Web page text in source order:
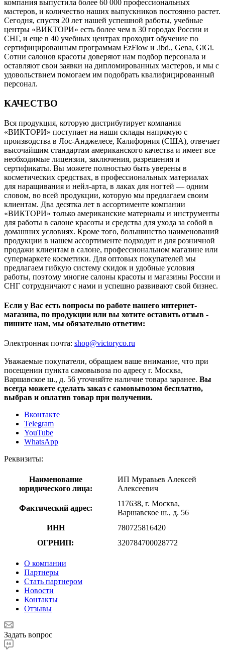
компания выпустила более 60 000 профессиональных
мастеров, и количество наших выпускников постоянно растет.
Сегодня, спустя 20 лет нашей успешной работы, учебные
центры «ВИКТОРИ» есть более чем в 30 городах России и
СНГ, и еще в 40 учебных центрах проходит обучение по
сертифицированным программам EzFlow и .ibd., Gena, GiGi.
Сотни салонов красоты доверяют нам подбор персонала и
оставляют свои заявки на дипломированных мастеров, и мы с
удовольствием помогаем им подобрать квалифицированный
персонал.
КАЧЕСТВО
Вся продукция, которую дистрибутирует компания
«ВИКТОРИ» поступает на наши склады напрямую с
производства в Лос-Анджелесе, Калифорния (США), отвечает
высочайшим стандартам американского качества и имеет все
необходимые лицензии, заключения, разрешения и
сертификаты. Вы можете полностью быть уверены в
косметических средствах, в профессиональных материалах
для наращивания и нейл-арта, в лаках для ногтей — одним
словом, во всей продукции, которую мы предлагаем своим
клиентам. Два десятка лет в ассортименте компании
«ВИКТОРИ» только американские материалы и инструменты
для работы в салоне красоты и средства для ухода за собой в
домашних условиях. Кроме того, большинство наименований
продукции в нашем ассортименте подходит и для розничной
продажи клиентам в салоне, профессиональном магазине или
супермаркете косметики. Для оптовых покупателей мы
предлагаем гибкую систему скидок и удобные условия
работы, поэтому многие салоны красоты и магазины России и
СНГ сотрудничают с нами и успешно развивают свой бизнес.
Если у Вас есть вопросы по работе нашего интернет-
магазина, по продукции или вы хотите оставить отзыв -
пишите нам, мы обязательно ответим:
Электронная почта: shop@victoryco.ru
Уважаемые покупатели, обращаем ваше внимание, что при
посещении пункта самовывоза по адресу г. Москва,
Варшавское ш., д. 56 уточняйте наличие товара заранее. Вы
всегда можете сделать заказ с самовывозом бесплатно,
выбрав и оплатив товар при получении.
Вконтакте
Telegram
YouTube
WhatsApp
Реквизиты:
Наименование
юридического лица:
ИП Муравьев Алексей
Алексеевич
Фактический адрес:
117638, г. Москва,
Варшавское ш., д. 56
ИНН
780725816420
ОГРНИП:
320784700028772
О компании
Партнеры
Стать партнером
Новости
Контакты
Отзывы
Задать вопрос